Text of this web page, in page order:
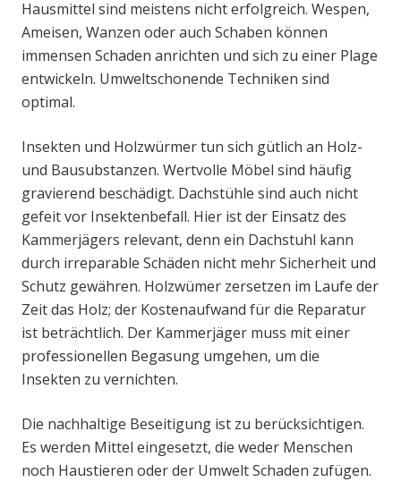
Hausmittel sind meistens nicht erfolgreich. Wespen,
Ameisen, Wanzen oder auch Schaben können
immensen Schaden anrichten und sich zu einer Plage
entwickeln. Umweltschonende Techniken sind
optimal.
Insekten und Holzwürmer tun sich gütlich an Holz-
und Bausubstanzen. Wertvolle Möbel sind häufig
gravierend beschädigt. Dachstühle sind auch nicht
gefeit vor Insektenbefall. Hier ist der Einsatz des
Kammerjägers relevant, denn ein Dachstuhl kann
durch irreparable Schäden nicht mehr Sicherheit und
Schutz gewähren. Holzwümer zersetzen im Laufe der
Zeit das Holz; der Kostenaufwand für die Reparatur
ist beträchtlich. Der Kammerjäger muss mit einer
professionellen Begasung umgehen, um die
Insekten zu vernichten.
Die nachhaltige Beseitigung ist zu berücksichtigen.
Es werden Mittel eingesetzt, die weder Menschen
noch Haustieren oder der Umwelt Schaden zufügen.